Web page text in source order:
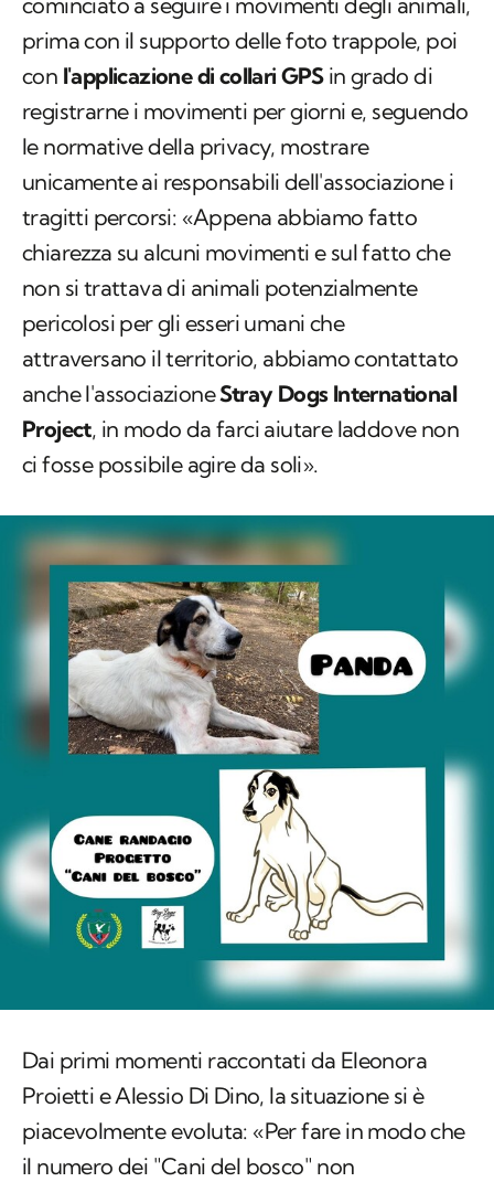
prima con il supporto delle foto trappole, poi
con l'applicazione di collari GPSin grado di
registrarne i movimenti per giorni e, seguendo
le normative della privacy, mostrare
unicamente ai responsabili dell'associazione i
tragitti percorsi: «Appena abbiamo fatto
chiarezza su alcuni movimenti e sul fatto che
non si trattava di animali potenzialmente
pericolosi per gli esseri umani che
attraversano il territorio, abbiamo contattato
anche l'associazioneStray Dogs International
Project, in modo da farci aiutare laddove non
ci fosse possibile agire da soli».
Dai primi momenti raccontati da Eleonora
Proietti e Alessio Di Dino, la situazione si è
piacevolmente evoluta: «Per fare in modo che
il numero dei "Cani del bosco" non